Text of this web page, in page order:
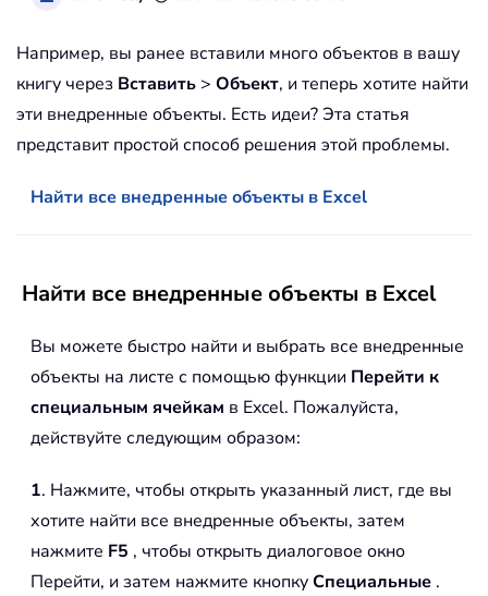
Например, вы ранее вставили много объектов в вашу
книгу через Вставить > Объект, и теперь хотите найти
эти внедренные объекты. Есть идеи? Эта статья
представит простой способ решения этой проблемы.
Найти все внедренные объекты в Excel
Найти все внедренные объекты в Excel
Вы можете быстро найти и выбрать все внедренные
объекты на листе с помощью функции Перейти к
специальным ячейкам в Excel. Пожалуйста,
действуйте следующим образом:
1. Нажмите, чтобы открыть указанный лист, где вы
хотите найти все внедренные объекты, затем
нажмите F5 , чтобы открыть диалоговое окно
Перейти, и затем нажмите кнопкуСпециальные .